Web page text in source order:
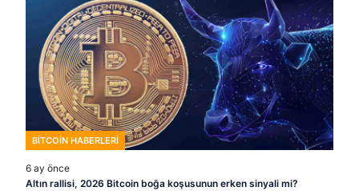
BITCOIN HABERLERI
6 ay önce
Altın rallisi, 2026 Bitcoin boğa koşusunun erken sinyali mi?